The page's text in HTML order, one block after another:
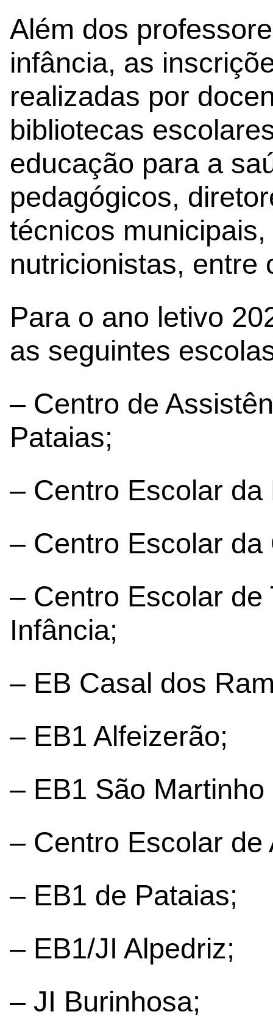
Além dos
infância, as
realizadas por
bibliotecas
educação para a
pedagógicos,
técnicos
nutricionistas, entre
Para o ano letivo
as seguintes
– Centro de
Pataias;
– Centro Escolar da
– Centro Escolar da
– Centro Escolar
Infância;
– EB Casal dos
– EB1 Alfeizerão;
– EB1 São
– Centro Escolar de
– EB1 de Pataias;
– EB1/JI Alpedriz;
– JI Burinhosa;